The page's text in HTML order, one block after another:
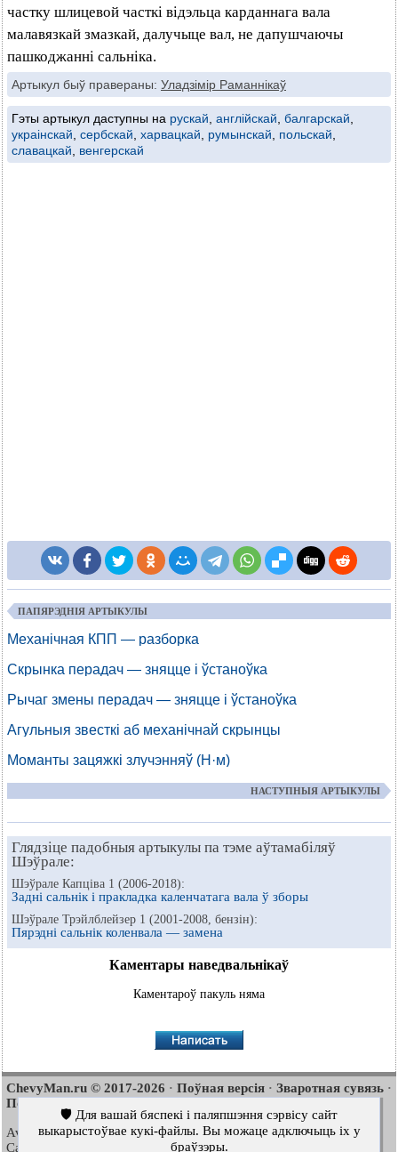
частку шлицевой часткі відэльца карданнага вала
малавязкай змазкай, далучыце вал, не дапушчаючы
пашкоджанні сальніка.
Артыкул быў правераны: Уладзімір Раманнікаў
Гэты артыкул даступны на рускай, англійскай, балгарскай,
украінскай, сербскай, харвацкай, румынскай, польскай,
славацкай, венгерскай
ПАПЯРЭДНІЯ АРТЫКУЛЫ
Механічная КПП — разборка
Скрынка перадач — зняцце і ўстаноўка
Рычаг змены перадач — зняцце і ўстаноўка
Агульныя звесткі аб механічнай скрынцы
Моманты зацяжкі злучэнняў (Н·м)
НАСТУПНЫЯ АРТЫКУЛЫ
Глядзіце падобныя артыкулы па тэме аўтамабіляў
Шэўрале:
Шэўрале Капціва 1 (2006-2018):
Задні сальнік і пракладка каленчатага вала ў зборы
Шэўрале Трэйлблейзер 1 (2001-2008, бензін):
Пярэдні сальнік коленвала — замена
Каментары наведвальнікаў
Каментароў пакуль няма
ChevyMan.ru © 2017-2026 · Поўная версія · Зваротная сувязь ·
Пошук па сайце
Aveo2003-2008·Aveo2006-2011· Aveo2012-2018·
Captiva 2008-2016·Lacetti
🛡️ Для вашай бяспекі і паляпшэння сэрвісу сайт
выкарыстоўвае кукі-файлы. Вы можаце адключыць іх у
браўзэры.